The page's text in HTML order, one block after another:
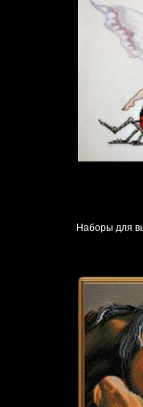
Наборы для